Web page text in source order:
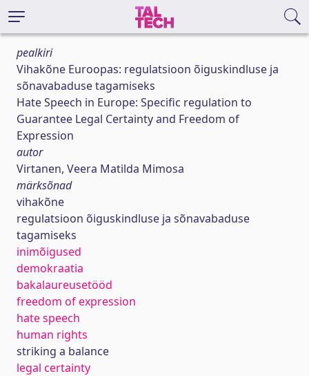
pealkiri
Vihakõne Euroopas: regulatsioon õiguskindluse ja
sõnavabaduse tagamiseks
Hate Speech in Europe: Specific regulation to
Guarantee Legal Certainty and Freedom of
Expression
autor
Virtanen, Veera Matilda Mimosa
märksõnad
vihakõne
regulatsioon õiguskindluse ja sõnavabaduse
tagamiseks
inimõigused
demokraatia
bakalaureusetööd
freedom of expression
hate speech
human rights
striking a balance
legal certainty